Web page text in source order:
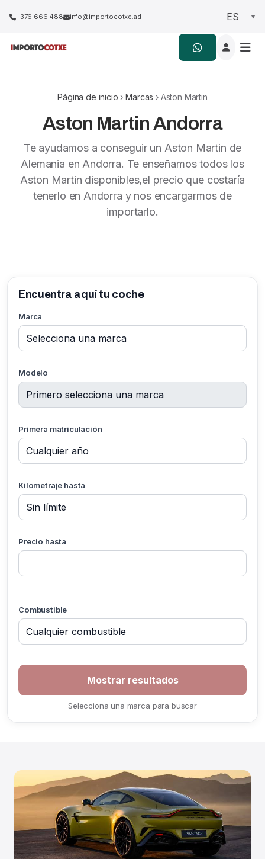
+376 666 488 info@importocotxe.ad
Página de inicio ›Marcas › Aston Martin
Aston Martin Andorra
Te ayudamos a conseguir un Aston Martin de
Alemania en Andorra. Te enseñamos todos los
Aston Martin disponibles,el precio que costaría
tenerlo en Andorra y nos encargarmos de
importarlo.
Encuentra aquí tu coche
Marca
Modelo
Primera matriculación
Kilometraje hasta
Precio hasta
Combustible
human,
Selecciona una marca para buscar